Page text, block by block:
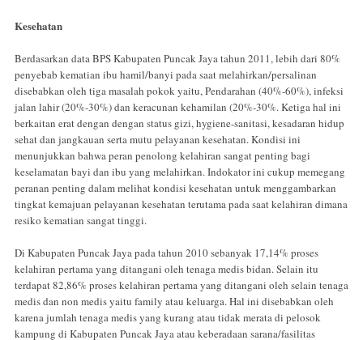
Kesehatan
Berdasarkan data BPS Kabupaten Puncak Jaya tahun 2011, lebih dari 80%
penyebab kematian ibu hamil/banyi pada saat melahirkan/persalinan
disebabkan oleh tiga masalah pokok yaitu, Pendarahan (40%-60%), infeksi
jalan lahir (20%-30%) dan keracunan kehamilan (20%-30%. Ketiga hal ini
berkaitan erat dengan dengan status gizi, hygiene-sanitasi, kesadaran hidup
sehat dan jangkauan serta mutu pelayanan kesehatan. Kondisi ini
menunjukkan bahwa peran penolong kelahiran sangat penting bagi
keselamatan bayi dan ibu yang melahirkan. Indokator ini cukup memegang
peranan penting dalam melihat kondisi kesehatan untuk menggambarkan
tingkat kemajuan pelayanan kesehatan terutama pada saat kelahiran dimana
resiko kematian sangat tinggi.
Di Kabupaten Puncak Jaya pada tahun 2010 sebanyak 17,14% proses
kelahiran pertama yang ditangani oleh tenaga medis bidan. Selain itu
terdapat 82,86% proses kelahiran pertama yang ditangani oleh selain tenaga
medis dan non medis yaitu family atau keluarga. Hal ini disebabkan oleh
karena jumlah tenaga medis yang kurang atau tidak merata di pelosok
kampung di Kabupaten Puncak Jaya atau keberadaan sarana/fasilitas